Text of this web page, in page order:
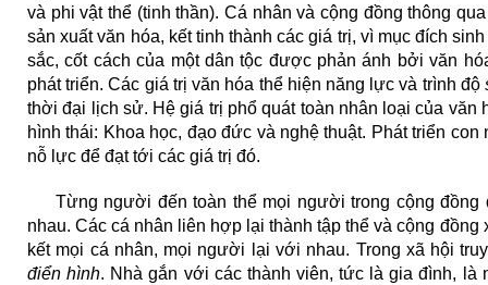
và phi vật thể (tinh thần). Cá nhân và cộng đồng thông
sản xuất văn hóa, kết tinh thành các giá trị, vì mục đích
sắc, cốt cách của một dân tộc được phản ánh bởi văn
phát triển. Các giá trị văn hóa thể hiện năng lực và trình độ
thời đại lịch sử. Hệ giá trị phổ quát toàn nhân loại của văn
hình thái: Khoa học, đạo đức và nghệ thuật. Phát triển
nỗ lực để đạt tới các giá trị đó.
Từng người đến toàn thể mọi người trong cộng đồng
nhau. Các cá nhân liên hợp lại thành tập thể và cộng
kết mọi cá nhân, mọi người lại với nhau. Trong xã hội
điển hình. Nhà gắn với các thành viên, tức là gia đình, là